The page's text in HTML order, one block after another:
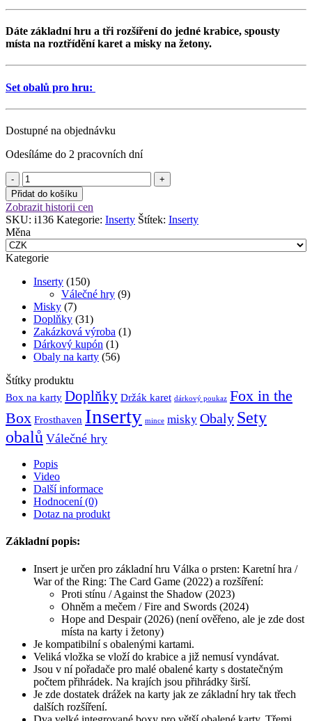
Dáte základní hru a tři rozšíření do jedné krabice, spousty
místa na roztřídění karet a misky na žetony.
Set obalů pro hru:
Dostupné na objednávku
Odesíláme do 2 pracovních dní
Insert:
Válka
o
prsten
Karetní
hra
množství
Přidat do košíku
Zobrazit historii cen
SKU: i136 Kategorie: Inserty Štítek: Inserty
Měna
Kategorie
Inserty (150)
Válečné hry (9)
Misky (7)
Doplňky (31)
Zakázková výroba (1)
Dárkový kupón (1)
Obaly na karty (56)
Štítky produktu
Box na karty Doplňky Držák karet dárkový poukaz Fox in the
Box Frosthaven Inserty mince misky Obaly Sety
obalů Válečné hry
Popis
Video
Další informace
Hodnocení (0)
Dotaz na produkt
Základní popis:
Insert je určen pro základní hru Válka o prsten: Karetní hra /
War of the Ring: The Card Game (2022) a rozšíření:
Proti stínu / Against the Shadow (2023)
Ohněm a mečem / Fire and Swords (2024)
Hope and Despair (2026) (není ověřeno, ale je zde dost
místa na karty i žetony)
Je kompatibilní s obalenými kartami.
Veliká vložka se vloží do krabice a již nemusí vyndávat.
Jsou v ní pořadače pro malé obalené karty s dostatečným
počtem přihrádek. Na krajích jsou přihrádky širší.
Je zde dostatek drážek na karty jak ze základní hry tak třech
dalších rozšíření.